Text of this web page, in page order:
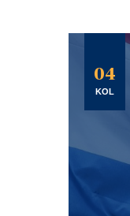
04
KOL